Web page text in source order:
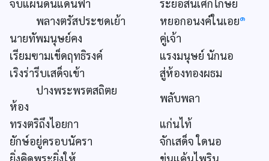
จบแผ่นดินแดนฟ้า
ระย่อสิ้นเศิกไกษย
พลางตรัสประชดเย้า
หยอกอนงค์ในเอย๑
นายทัพมนุษย์คง
คู่เจ้า
เรียมฃามเข็ดฤทธิรงค์
แรงมนุษย์ นักนอ
เริงร่ารีบเสด็จเข้า
สู่ห้องทองผธม
ปางพระพรตสถิตย
ห้อง
พลับพลา
ทรงตริถึงไอยกา
แก่นไท้
ยักษ์อยู่ครอบนัครา
จักเสด็จ ใดนอ
ยิ่งคิดพระยิ่งให้
ขุ่นแค้นไพริน